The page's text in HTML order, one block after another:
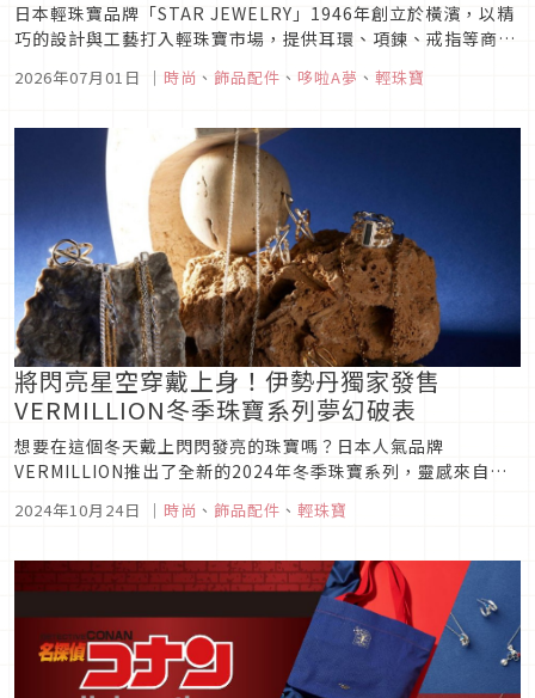
日本輕珠寶品牌「STAR JEWELRY」1946年創立於橫濱，以精
巧的設計與工藝打入輕珠寶市場，提供耳環、項鍊、戒指等商
品，非常受日本年輕人的喜愛！這次為了慶祝80周年，特地與哆
啦A夢合作，推出多款典雅又可愛的飾品，一起來看看！
2026年07月01日 ｜ 時尚 、 飾品配件 、 哆啦A夢 、 輕珠寶
將閃亮星空穿戴上身！伊勢丹獨家發售
VERMILLION冬季珠寶系列夢幻破表
想要在這個冬天戴上閃閃發亮的珠寶嗎？日本人氣品牌
VERMILLION推出了全新的2024年冬季珠寶系列，靈感來自夜
空中閃爍的星星，絕對能讓你成為派對上最耀眼的那顆星！這次
VERMILLION的新系列將於2024年11月6日起陸續發售，而且
2024年10月24日 ｜ 時尚 、 飾品配件 、 輕珠寶